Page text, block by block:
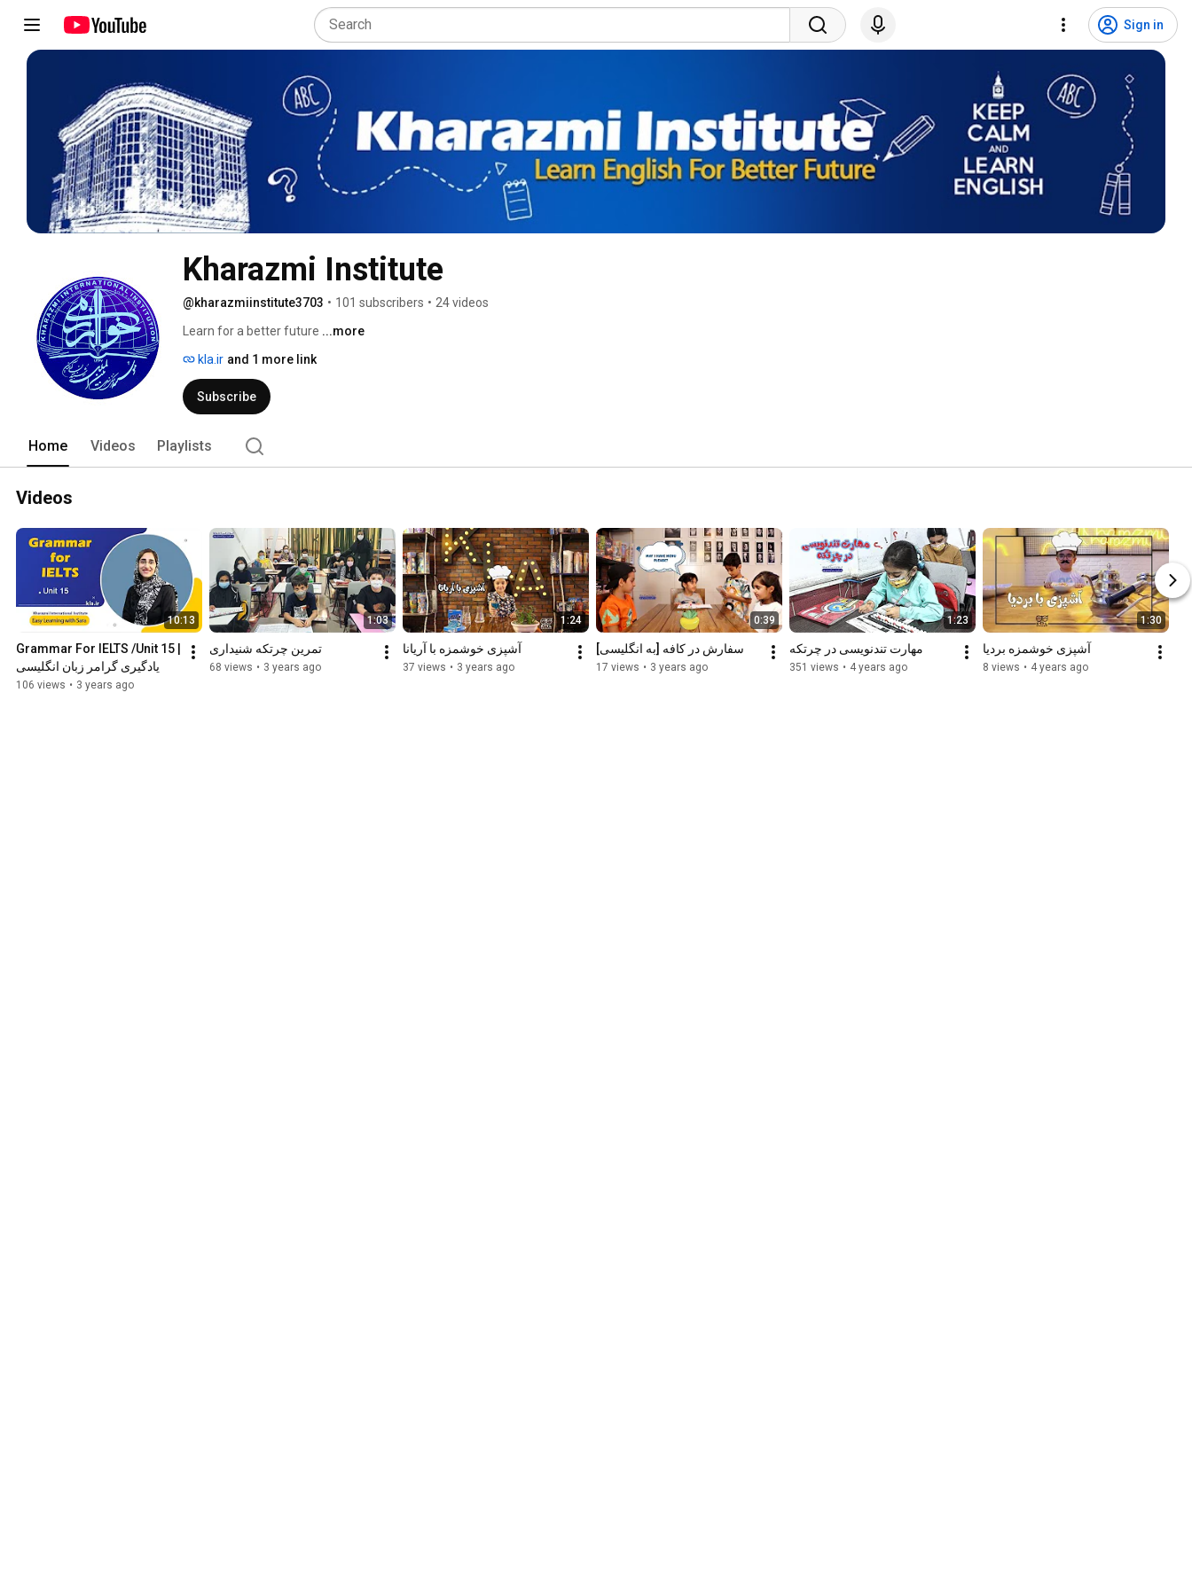
Sign in
Kharazmi Institute
@kharazmiinstitute3703 • 101 subscribers • 24 videos
Learn for a better future ...more
kla.ir and 1 more link
Subscribe
Home Videos Playlists
Videos
10:13
Grammar For IELTS /Unit 15 |
یادگیری گرامر زبان انگلیسی
106 views • 3 years ago
1:03
تمرین چرتکه شنیداری
68 views • 3 years ago
1:24
آشپزی خوشمزه با آریانا
37 views • 3 years ago
0:39
سفارش در کافه [به انگلیسی]
17 views • 3 years ago
1:23
مهارت تندنویسی در چرتکه
351 views • 4 years ago
1:30
آشپزی خوشمزه بردیا
8 views • 4 years ago